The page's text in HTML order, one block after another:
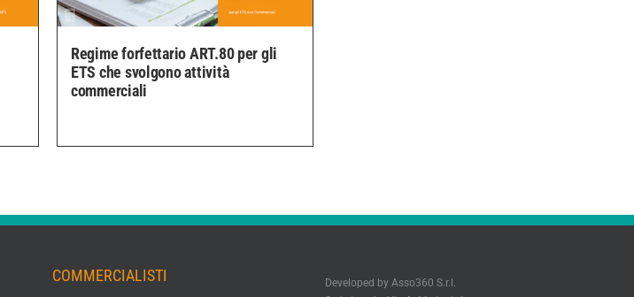
Regime forfettario ART.80 per gli
ETS che svolgono attività
commerciali
COMMERCIALISTI
Developed by Asso360 S.r.l.